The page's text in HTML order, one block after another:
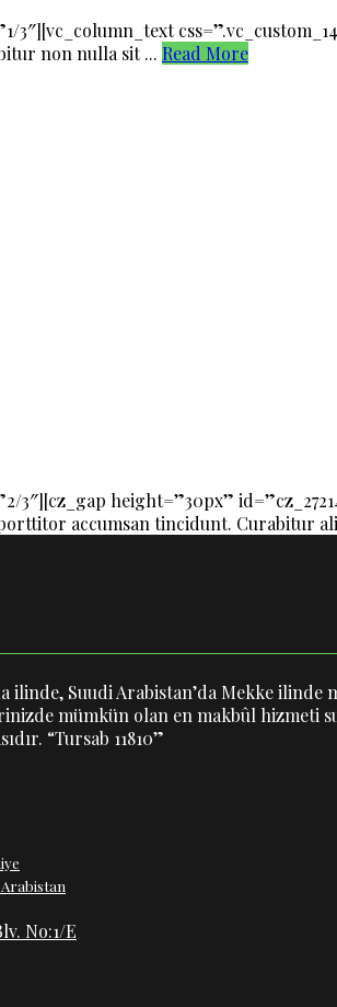
3″][vc_column_text
non nulla sit ... Read More
height=”30px”
accumsan tincidunt. Curabitur
ilinde, Suudi Arabistan’da Mekke
mümkün olan en makbûl hizmeti
“Tursab 11810”
Arabistan
No:1/E